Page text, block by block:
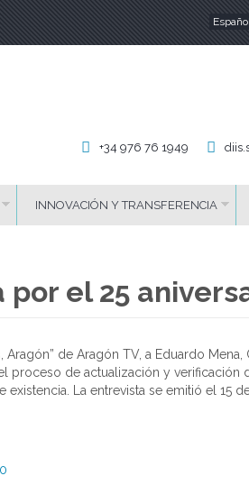
+34 976 76 1949
INNOVACIÓN Y TRANSFERENCIA
el 25
de Aragón TV, a Eduardo Mena,
proceso de actualización y verificación
La entrevista se emitió el 15